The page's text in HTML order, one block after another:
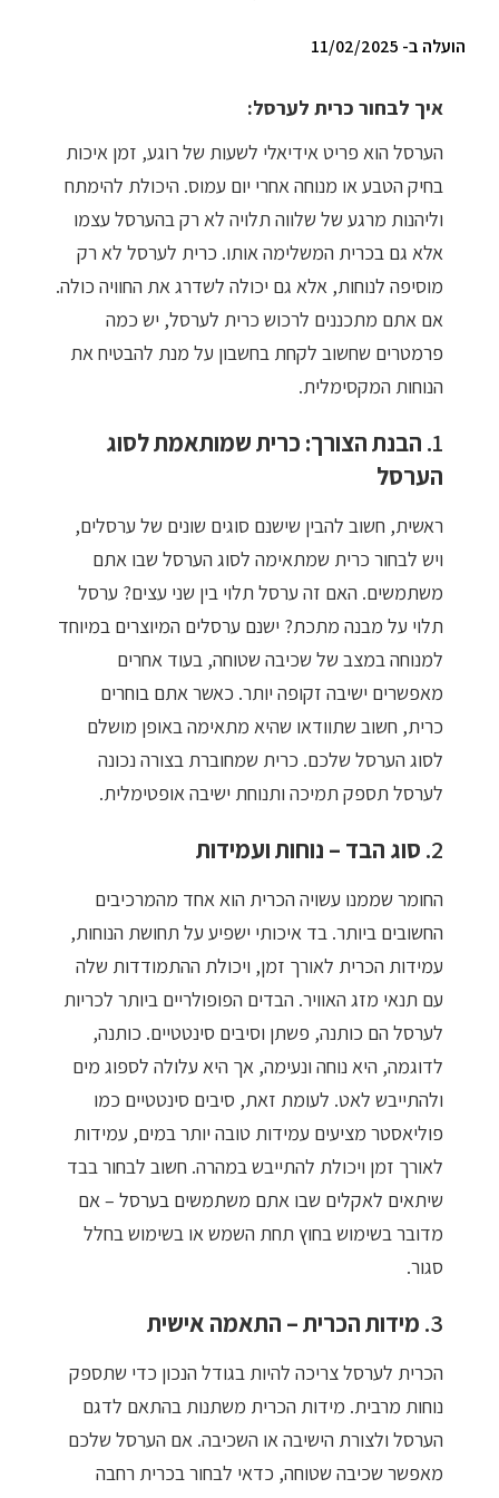
עודפים
קטלוג צבעים
אודות
טיפים והמלצות
עבודות אחרונות
צור קשר
מדיניות פרטיות
הועלה ב- 11/02/2025
איך לבחור כרית לערסל:
הערסל הוא פריט אידיאלי לשעות של רוגע, זמן איכות
בחיק הטבע או מנוחה אחרי יום עמוס. היכולת להימתח
וליהנות מרגע של שלווה תלויה לא רק בהערסל עצמו
אלא גם בכרית המשלימה אותו. כרית לערסל לא רק
מוסיפה לנוחות, אלא גם יכולה לשדרג את החוויה כולה.
אם אתם מתכננים לרכוש כרית לערסל, יש כמה
פרמטרים שחשוב לקחת בחשבון על מנת להבטיח את
הנוחות המקסימלית.
1. הבנת הצורך: כרית שמותאמת לסוג
הערסל
ראשית, חשוב להבין שישנם סוגים שונים של ערסלים,
ויש לבחור כרית שמתאימה לסוג הערסל שבו אתם
משתמשים. האם זה ערסל תלוי בין שני עצים? ערסל
תלוי על מבנה מתכת? ישנם ערסלים המיוצרים במיוחד
למנוחה במצב של שכיבה שטוחה, בעוד אחרים
מאפשרים ישיבה זקופה יותר. כאשר אתם בוחרים
כרית, חשוב שתוודאו שהיא מתאימה באופן מושלם
לסוג הערסל שלכם. כרית שמחוברת בצורה נכונה
לערסל תספק תמיכה ותנוחת ישיבה אופטימלית.
2. סוג הבד – נוחות ועמידות
החומר שממנו עשויה הכרית הוא אחד מהמרכיבים
החשובים ביותר. בד איכותי ישפיע על תחושת הנוחות,
עמידות הכרית לאורך זמן, ויכולת ההתמודדות שלה
עם תנאי מזג האוויר. הבדים הפופולריים ביותר לכריות
לערסל הם כותנה, פשתן וסיבים סינטטיים. כותנה,
לדוגמה, היא נוחה ונעימה, אך היא עלולה לספוג מים
ולהתייבש לאט. לעומת זאת, סיבים סינטטיים כמו
פוליאסטר מציעים עמידות טובה יותר במים, עמידות
לאורך זמן ויכולת להתייבש במהרה. חשוב לבחור בבד
שיתאים לאקלים שבו אתם משתמשים בערסל – אם
מדובר בשימוש בחוץ תחת השמש או בשימוש בחלל
סגור.
3. מידות הכרית – התאמה אישית
הכרית לערסל צריכה להיות בגודל הנכון כדי שתספק
נוחות מרבית. מידות הכרית משתנות בהתאם לדגם
הערסל ולצורת הישיבה או השכיבה. אם הערסל שלכם
מאפשר שכיבה שטוחה, כדאי לבחור בכרית רחבה